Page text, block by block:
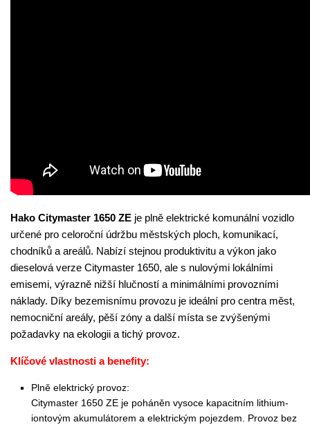
Hako Citymaster 1650 ZE je plně elektrické komunální vozidlo
určené pro celoroční údržbu městských ploch, komunikací,
chodníků a areálů. Nabízí stejnou produktivitu a výkon jako
dieselová verze Citymaster 1650, ale s nulovými lokálními
emisemi, výrazně nižší hlučností a minimálními provozními
náklady. Díky bezemisnímu provozu je ideální pro centra měst,
nemocniční areály, pěší zóny a další místa se zvýšenými
požadavky na ekologii a tichý provoz.
Klíčové vlastnosti a benefity:
Plně elektrický provoz:
Citymaster 1650 ZE je poháněn vysoce kapacitním lithium-
iontovým akumulátorem a elektrickým pojezdem. Provoz bez